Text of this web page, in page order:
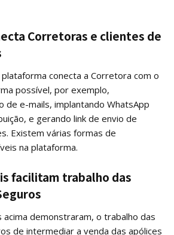
Corretoras e clientes de
conecta a Corretora com o
possível, por exemplo,
de e-mails, implantando WhatsApp
e gerando link de envio de
Existem várias formas de
na plataforma.
facilitam trabalho das
demonstraram, o trabalho das
de intermediar a venda das apólices